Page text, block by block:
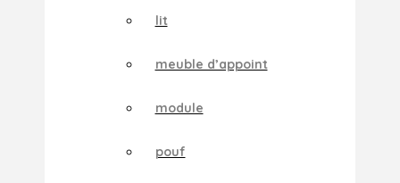
lit
meuble d’appoint
module
pouf